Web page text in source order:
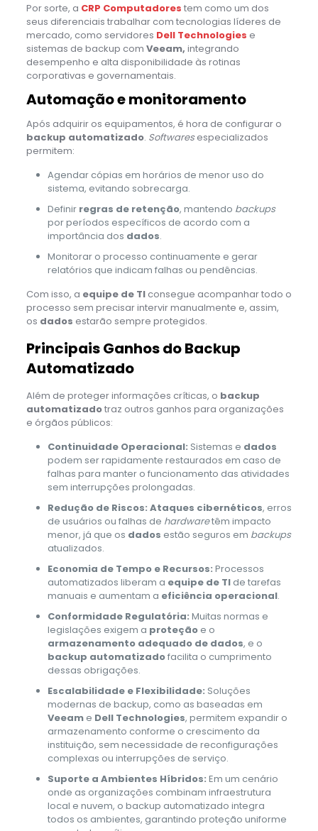
Por sorte, a CRP Computadores tem como um dos
seus diferenciais trabalhar com tecnologias líderes de
mercado, como servidores Dell Technologies e
sistemas de backup com Veeam, integrando
desempenho e alta disponibilidade às rotinas
corporativas e governamentais.
Automação e monitoramento
Após adquirir os equipamentos, é hora de configurar o
backup automatizado. Softwaresespecializados
permitem:
Agendar cópias em horários de menor uso do
sistema, evitando sobrecarga.
Definir regras de retenção, mantendo backups
por períodos específicos de acordo com a
importância dos dados.
Monitorar o processo continuamente e gerar
relatórios que indicam falhas ou pendências.
Com isso, a equipe de TIconsegue acompanhar todo o
processo sem precisar intervir manualmente e, assim,
os dados estarão sempre protegidos.
Principais Ganhos do Backup
Automatizado
Além de proteger informações críticas, o backup
automatizadotraz outros ganhos para organizações
e órgãos públicos:
Continuidade Operacional: Sistemas e dados
podem ser rapidamente restaurados em caso de
falhas para manter o funcionamento das atividades
sem interrupções prolongadas.
Redução de Riscos: Ataques cibernéticos, erros
de usuários ou falhas de hardwaretêm impacto
menor, já que os dados estão seguros em backups
atualizados.
Economia de Tempo e Recursos: Processos
automatizados liberam a equipe de TIde tarefas
manuais e aumentam a eficiência operacional.
Conformidade Regulatória: Muitas normas e
legislações exigem a proteçãoe o
armazenamento adequado de dados, e o
backup automatizadofacilita o cumprimento
dessas obrigações.
Escalabilidade e Flexibilidade: Soluções
modernas de backup, como as baseadas em
Veeame Dell Technologies, permitem expandir o
armazenamento conforme o crescimento da
instituição, sem necessidade de reconfigurações
complexas ou interrupções de serviço.
Suporte a Ambientes Híbridos: Em um cenário
onde as organizações combinam infraestrutura
local e nuvem, o backup automatizado integra
todos os ambientes, garantindo proteção uniforme